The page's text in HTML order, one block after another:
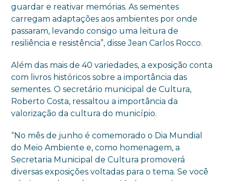
guardar e reativar memórias. As sementes
carregam adaptações aos ambientes por onde
passaram, levando consigo uma leitura de
resiliência e resistência”, disse Jean Carlos Rocco.
Além das mais de 40 variedades, a exposição conta
com livros históricos sobre a importância das
sementes. O secretário municipal de Cultura,
Roberto Costa, ressaltou a importância da
valorização da cultura do município.
“No mês de junho é comemorado o Dia Mundial
do Meio Ambiente e, como homenagem, a
Secretaria Municipal de Cultura promoverá
diversas exposições voltadas para o tema. Se você